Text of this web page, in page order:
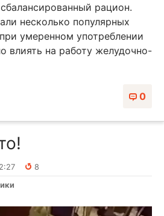
рацион.
несколько популярных
умеренном употреблении
влиять на работу желудочно-
0
8